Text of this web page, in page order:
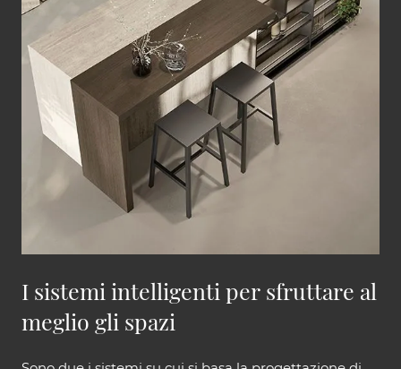
I sistemi intelligenti per sfruttare al
meglio gli spazi